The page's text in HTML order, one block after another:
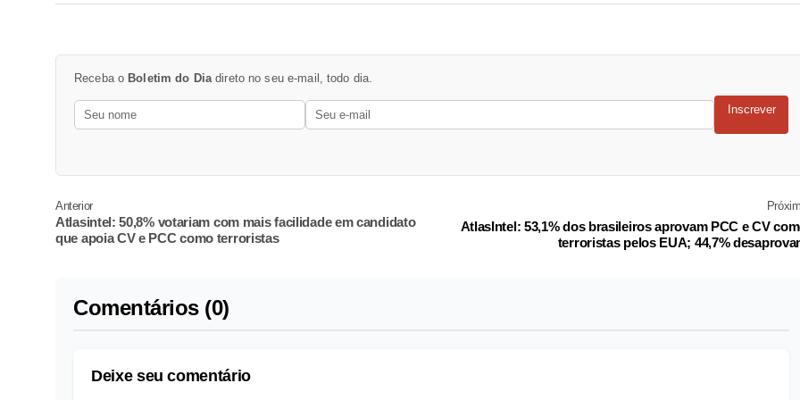
Receba o Boletim do Diadireto no seu e-mail, todo dia.
Inscrever
Anterior
Atlasintel: 50,8% votariam com mais facilidade em candidato
que apoia CV e PCC como terroristas
AtlasIntel: 53,1% dos brasileiros aprovam PCC e CV
terroristas pelos EUA; 44,7%
Comentários (0)
Deixe seu comentário